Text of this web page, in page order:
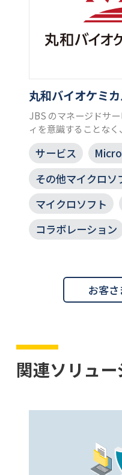
丸和バイオケミ
JBS のマネージドサ
ィを意識することな
運用体制を確立
サービス
その他マイクロソ
マイクロソフト
コラボレーション
お客
関連ソリュ